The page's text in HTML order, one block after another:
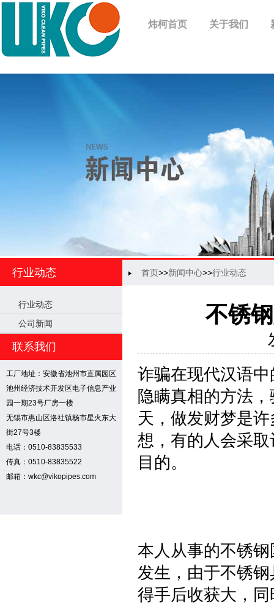
炜柯首页 关于我们
行业动态
行业动态
公司新闻
联系我们
工厂地址：安徽省池州市直属园区
池州经济技术开发区电子信息产业
园一期23号厂房一楼
无锡市惠山区洛社镇杨市星火东大
街27号3楼
电话：0510-83835533
传真：0510-83835522
邮箱：wkc@vikopipes.com
首页>>新闻中心>>行业动态
不锈
诈骗在现代汉语
隐瞒真相的方法
天，做发财梦是
想，有的人会采
目的。
本人从事的不锈
发生，由于不锈
得手后收获大，